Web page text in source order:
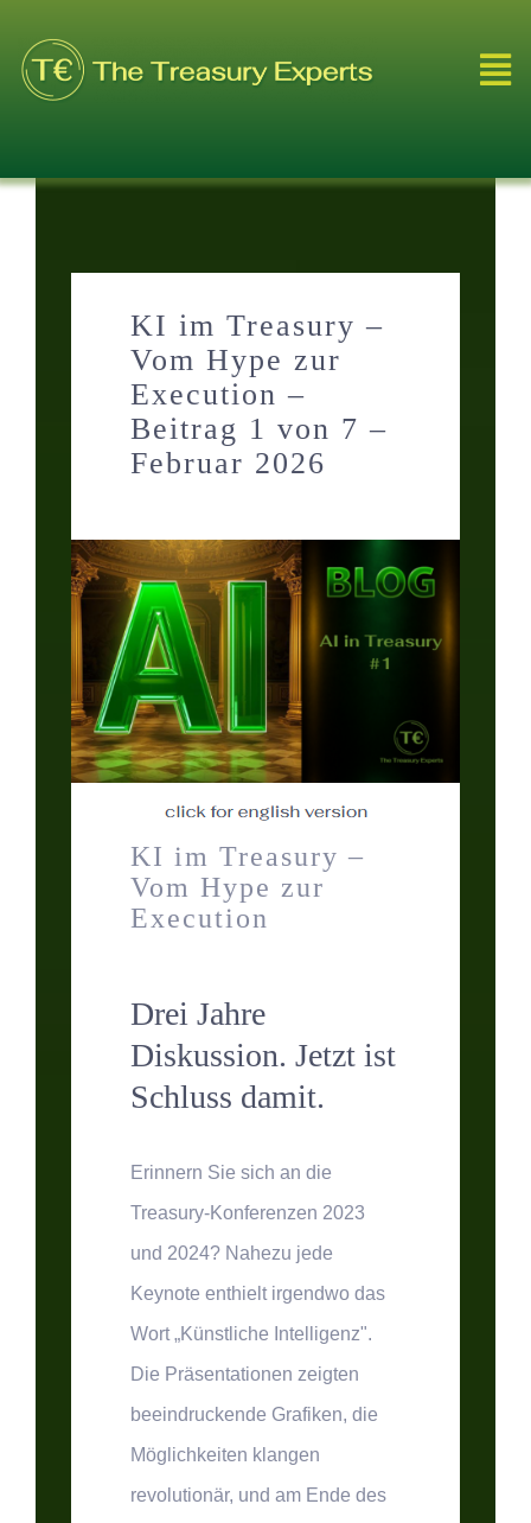
content
Kontakt
Termin
KI im Treasury –
Vom Hype zur
Execution –
Beitrag 1 von 7 –
Februar 2026
KI im Treasury –
Vom Hype zur
Execution
Drei Jahre
Diskussion. Jetzt ist
Schluss damit.
Erinnern Sie sich an die
Treasury-Konferenzen 2023
und 2024? Nahezu jede
Keynote enthielt irgendwo das
Wort „Künstliche Intelligenz".
Die Präsentationen zeigten
beeindruckende Grafiken, die
Möglichkeiten klangen
revolutionär, und am Ende des